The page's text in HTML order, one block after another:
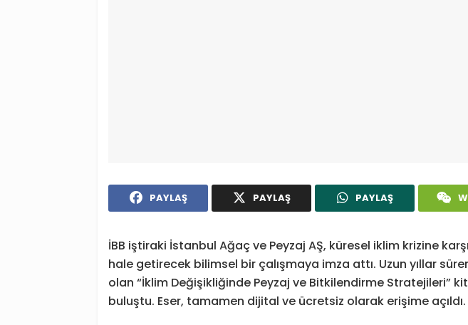
PAYLAŞ PAYLAŞ PAYLAŞ
İBB iştiraki İstanbul Ağaç ve Peyzaj AŞ, küresel iklim krizine
hale getirecek bilimsel bir çalışmaya imza attı. Uzun yıllar
olan “İklim Değişikliğinde Peyzaj ve Bitkilendirme Stratejileri”
buluştu. Eser, tamamen dijital ve ücretsiz olarak erişime açıldı.